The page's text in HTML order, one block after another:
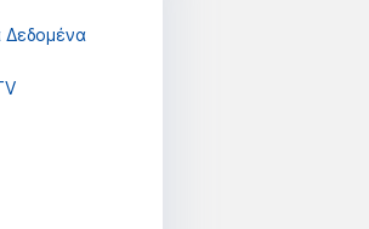
Δεδομένα